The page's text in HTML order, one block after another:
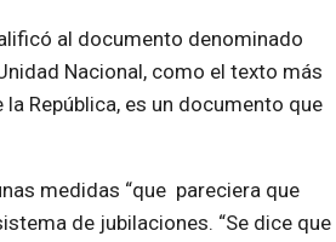
al documento denominado
Nacional, como el texto más
República, es un documento que
medidas “que pareciera que
de jubilaciones. “Se dice que